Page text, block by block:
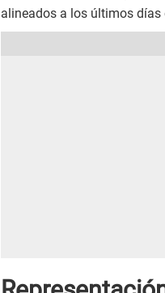
alineados a los últimos días